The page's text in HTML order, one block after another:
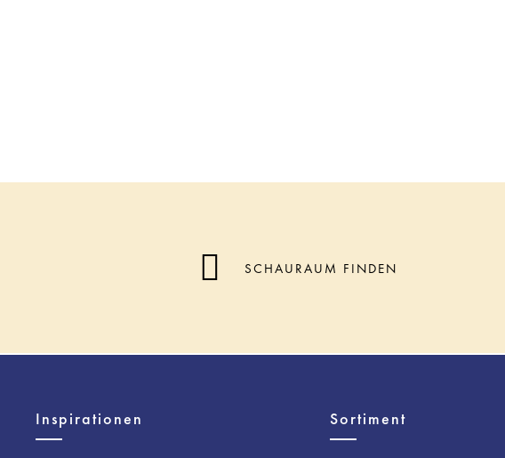
SCHAURAUM FINDEN
Inspirationen Sortiment